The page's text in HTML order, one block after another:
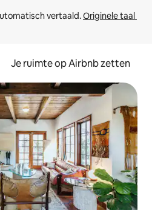
vertaald. Originele taal
Je ruimte op Airbnb zetten